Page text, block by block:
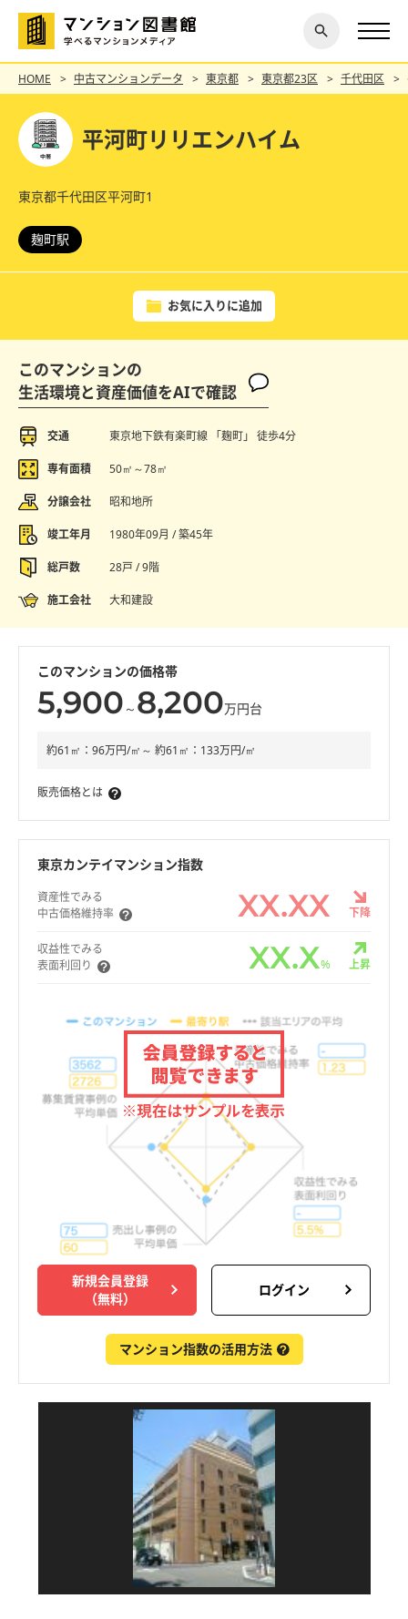
探す
閉じ
る
HOME 中古マンションデータ 東京都 東京都23区 千代田区
平河町リリエンハイム
東京都千代田区平河町1
麹町駅
お気に入りに追加
このマンションの
生活環境と資産価値をAIで確認
交通 東京地下鉄有楽町線 「麹町」 徒歩4分
専有面積 50㎡～78㎡
分譲会社 昭和地所
竣工年月 1980年09月 / 築45年
総戸数 28戸 / 9階
施工会社 大和建設
このマンションの価格帯
5,900 ～ 8,200万円台
約61㎡：96万円/㎡～ 約61㎡：133万円/㎡
販売価格とは
東京カンテイマンション指数
資産性でみる
中古価格維持率
XX.XX 下降
収益性でみる
表面利回り
XX.X% 上昇
新規会員登録
（無料）
ログイン
マンション指数の活用方法